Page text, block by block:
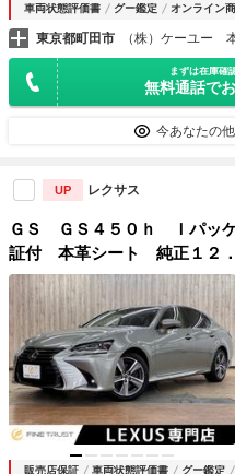
車両状態評価書 グー鑑定 オンライン
東京都町田市 （株）ケーユー
まずは在庫確
無料通話で
今あなたの
UP レクサス
ＧＳ ＧＳ４５０ｈ Ｉパッ
証付 本革シート 純正１２
ズコントロール 衝突軽減ブ
ックカメラ パワーシート
ン 禁煙車
販売店保証 車両状態評価書 グー鑑定